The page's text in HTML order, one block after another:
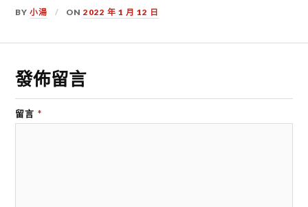
BY小湯 ON2022 年 1 月 12 日
發佈留言
留言 *